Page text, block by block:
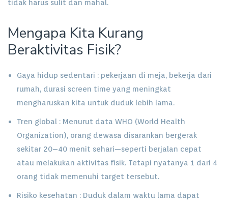
tidak harus sulit dan mahal.
Mengapa Kita Kurang
Beraktivitas Fisik?
Gaya hidup sedentari : pekerjaan di meja, bekerja dari
rumah, durasi screen time yang meningkat
mengharuskan kita untuk duduk lebih lama.
Tren global : Menurut data WHO (World Health
Organization), orang dewasa disarankan bergerak
sekitar 20–40 menit sehari—seperti berjalan cepat
atau melakukan aktivitas fisik. Tetapi nyatanya 1 dari 4
orang tidak memenuhi target tersebut.
Risiko kesehatan : Duduk dalam waktu lama dapat